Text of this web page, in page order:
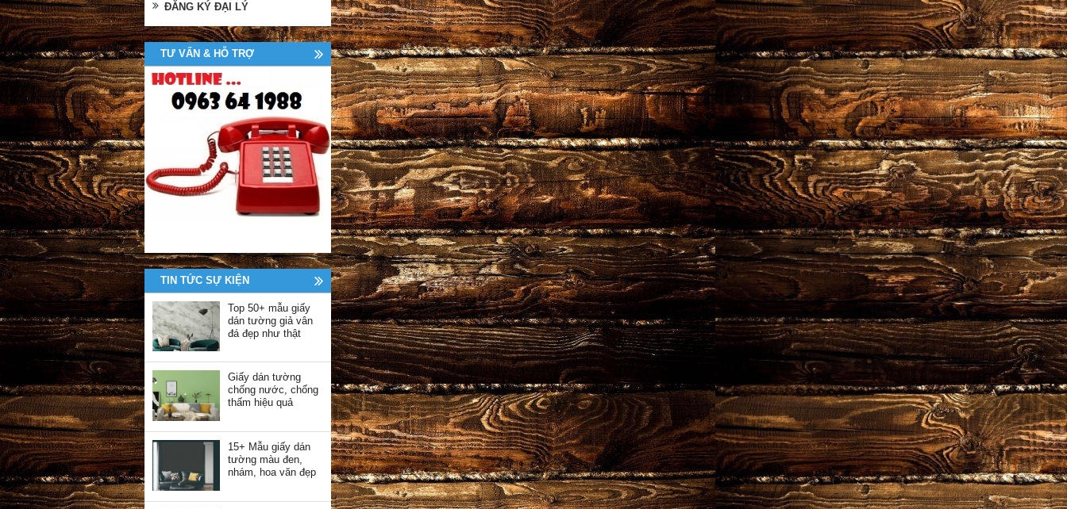
ĐĂNG KÝ ĐẠI LÝ
TƯ VẤN & HỖ TRỢ
TIN TỨC SỰ KIỆN
Top 50+ mẫu giấy
dán tường giả vân
đá đẹp như thật
Giấy dán tường
chống nước, chống
thấm hiệu quả
15+ Mẫu giấy dán
tường màu đen,
nhám, hoa văn đẹp